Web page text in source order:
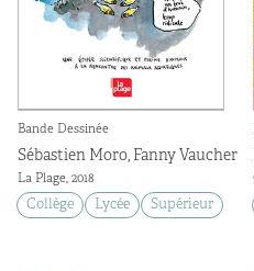
Bande Dessinée
Sébastien Moro, Fanny Vaucher
La Plage, 2018
Collège Lycée Supérieur